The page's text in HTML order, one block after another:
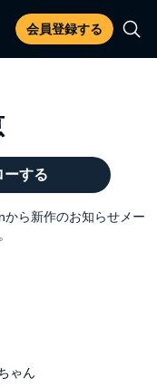
会員登録する
ーする
ら新作のお知らせメー
ゃん